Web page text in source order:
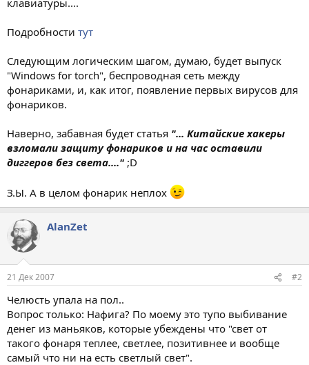
Подробности тут
Следующим логическим шагом, думаю, будет выпуск
"Windows for torch", беспроводная сеть между
фонариками, и, как итог, появление первых вирусов для
фонариков.
Наверно, забавная будет статья "... Китайские хакеры
взломали защиту фонариков и на час оставили
диггеров без света...." ;D
З.Ы. А в целом фонарик неплох
AlanZet
21 Дек 2007 #2
Челюсть упала на пол..
Вопрос только: Нафига? По моему это тупо выбивание
денег из маньяков, которые убеждены что "свет от
такого фонаря теплее, светлее, позитивнее и вообще
самый что ни на есть светлый свет".